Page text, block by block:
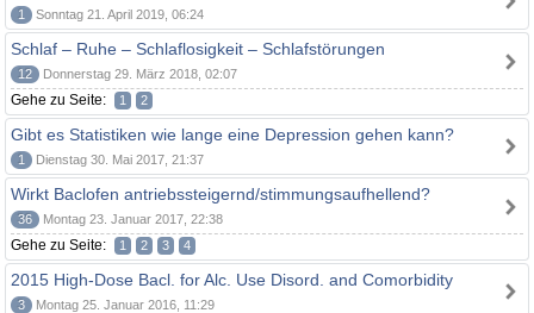
1 Sonntag 21. April 2019, 06:24
Schlaf – Ruhe – Schlaflosigkeit – Schlafstörungen
12 Donnerstag 29. März 2018, 02:07
Gehe zu Seite: 1 2
Gibt es Statistiken wie lange eine Depression gehen kann?
1 Dienstag 30. Mai 2017, 21:37
Wirkt Baclofen antriebssteigernd/stimmungsaufhellend?
36 Montag 23. Januar 2017, 22:38
Gehe zu Seite: 1 2 3 4
2015 High-Dose Bacl. for Alc. Use Disord. and Comorbidity
3 Montag 25. Januar 2016, 11:29